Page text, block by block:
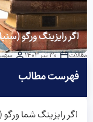
اگر رایزینگ ورگو
مقالات 30 تیر 1403
فهرست مطالب
اگر رایزینگ شما